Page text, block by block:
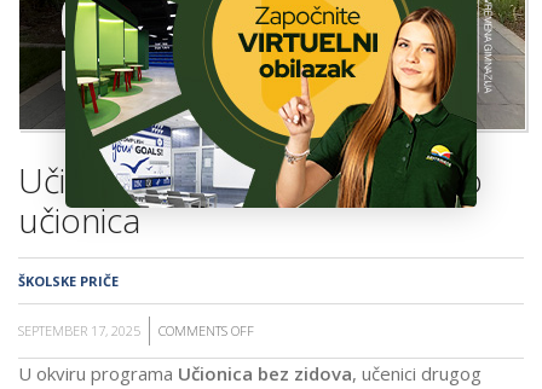
ŠKOLA
Učionica bez zidova - Grad kao
učionica
ŠKOLSKE PRIČE
SEPTEMBER 17, 2025 COMMENTS OFF
UČIONICA
U okviru programa Učionica bez zidova, učenici drugog